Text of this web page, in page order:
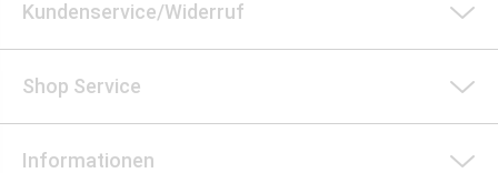
Kundenservice/Widerruf
Shop Service
Informationen